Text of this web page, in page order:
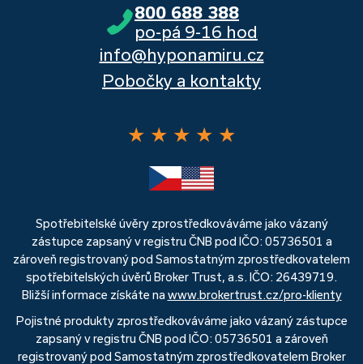
800 688 388
po-pá 9-16 hod
info@hyponamiru.cz
Pobočky a kontakty
★ ★ ★ ★ ★
Spotřebitelské úvěry zprostředkováváme jako vázaný
zástupce zapsaný v registru ČNB pod IČO: 05736501 a
zároveň registrovaný pod Samostatným zprostředkovatelem
spotřebitelských úvěrů Broker Trust, a.s. IČO: 26439719.
Bližší informace získáte na www.brokertrust.cz/pro-klienty
Pojistné produkty zprostředkováváme jako vázaný zástupce
zapsaný v registru ČNB pod IČO: 05736501 a zároveň
registrovaný pod Samostatným zprostředkovatelem Broker